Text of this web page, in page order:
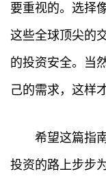
首
页
情
要重视的。选择
这些全球顶尖的
的投资安全。当
己的需求，这样
希望这篇指
投资的路上步步为